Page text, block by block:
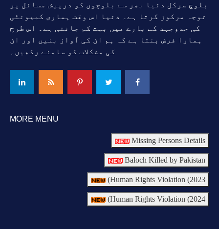
بلوچ سرکل دنیا بھر سے بلوچوں کو درپیش مسائل پر
توجہ مرکوز کرتا ہے۔ دنیا اس وقت ہماری کمیونٹی
کی جدوجہد کے بارے میں بہت کم جانتی ہے۔ اس طرح
ہمارا فرض بنتا ہے کہ ہم ان کی آواز بنیں اور ان
کی مشکلات کو سامنے رکھیں۔
MORE MENU
Missing Persons Details
Baloch Killed by Pakistan
Human Rights Violation (2023)
Human Rights Violation (2024)